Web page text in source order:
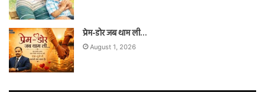
प्रेम-डोर जब थाम ली…
August 1, 2026